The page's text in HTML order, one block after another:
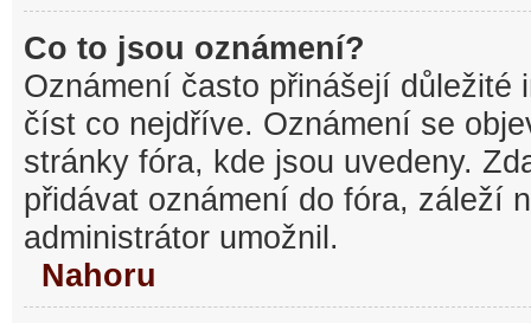
Co to jsou oznámení?
Oznámení často přinášejí důležité
číst co nejdříve. Oznámení se
stránky fóra, kde jsou uvedeny.
přidávat oznámení do fóra, záleží
administrátor umožnil.
Nahoru